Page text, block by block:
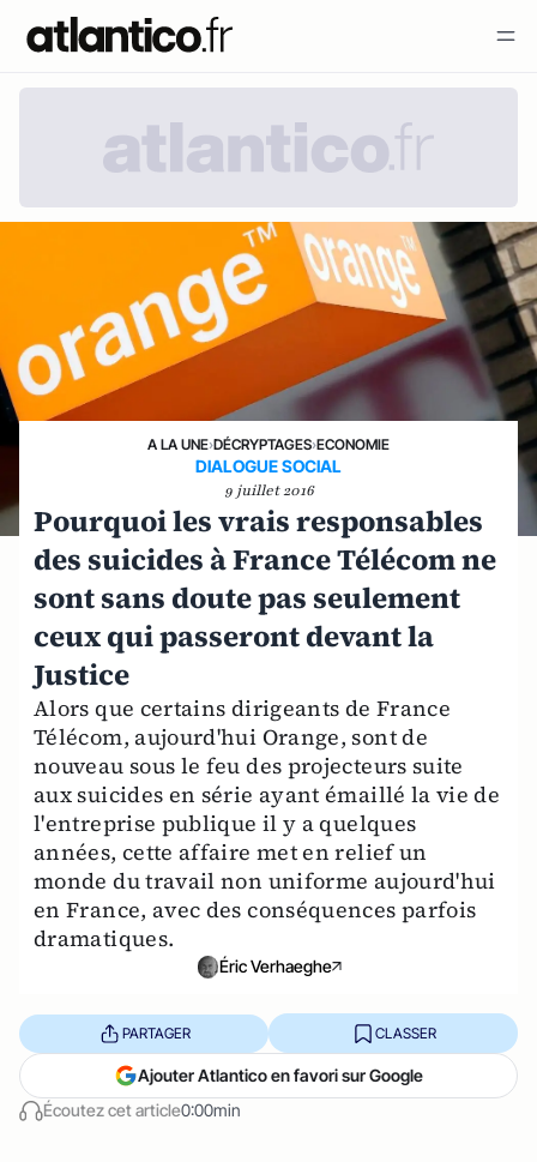
A LA UNE›DÉCRYPTAGES›ECONOMIE
DIALOGUE SOCIAL
9 juillet 2016
Pourquoi les vrais responsables
des suicides à France Télécom ne
sont sans doute pas seulement
ceux qui passeront devant la
Justice
Alors que certains dirigeants de France
Télécom, aujourd'hui Orange, sont de
nouveau sous le feu des projecteurs suite
aux suicides en série ayant émaillé la vie de
l'entreprise publique il y a quelques
années, cette affaire met en relief un
monde du travail non uniforme aujourd'hui
en France, avec des conséquences parfois
dramatiques.
Éric Verhaeghe
Écoutez cet article0:00min
PARTAGER CLASSER
Ajouter Atlantico en favori sur Google